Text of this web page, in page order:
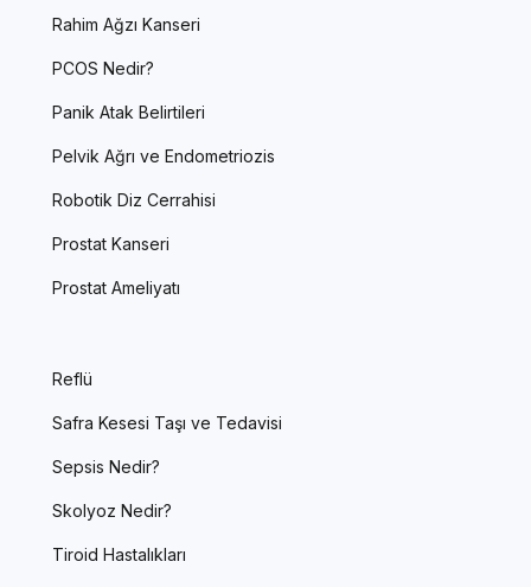
Rahim Ağzı Kanseri
PCOS Nedir?
Panik Atak Belirtileri
Pelvik Ağrı ve Endometriozis
Robotik Diz Cerrahisi
Prostat Kanseri
Prostat Ameliyatı
Reflü
Safra Kesesi Taşı ve Tedavisi
Sepsis Nedir?
Skolyoz Nedir?
Tiroid Hastalıkları